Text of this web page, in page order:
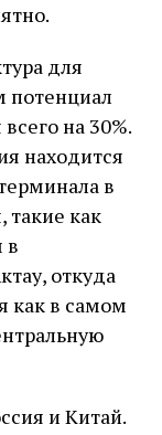
для
потенциал
на 30%.
находится
в
такие как
в
откуда
как в самом
и Китай.